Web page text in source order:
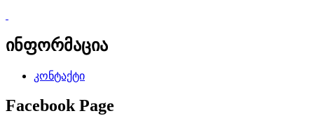
ინფორმაცია
კონტაქტი
Facebook Page